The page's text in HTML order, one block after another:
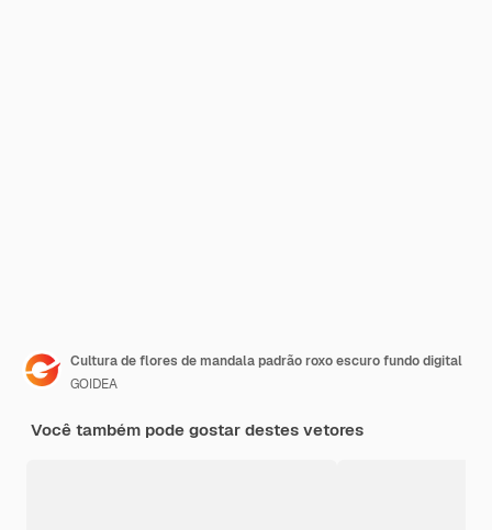
Cultura de flores de mandala padrão roxo escuro fundo digital
GOIDEA
Você também pode gostar destes vetores